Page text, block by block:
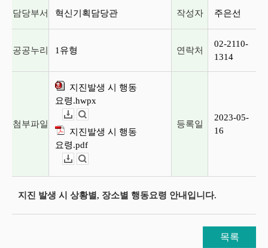
담당부서 혁신기획담당관 작성자 주은선
공공누리 1유형 연락처
02-2110-
1314
첨부파일
지진발생 시 행동
요령.hwpx
지진발생 시 행동
요령.pdf
등록일
2023-05-
16
지진 발생 시 상황별, 장소별 행동요령 안내입니다.
목록